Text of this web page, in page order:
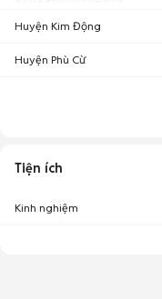
Huyện Kim Động
Huyện Phù Cừ
Tiện ích
Kinh nghiệm